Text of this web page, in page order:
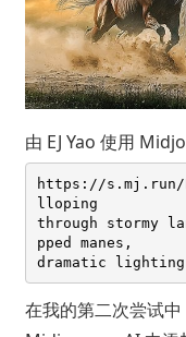
由 EJ Yao 使用
https://s.mj.run/
lloping
through stormy
pped manes,
在我的第二次尝试